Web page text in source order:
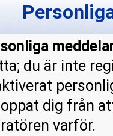
du är inte
dig från
varför.